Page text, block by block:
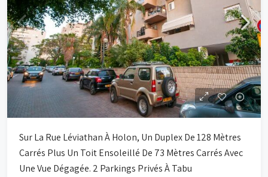
Sur La Rue Léviathan À Holon, Un Duplex De 128 Mètres
Carrés Plus Un Toit Ensoleillé De 73 Mètres Carrés Avec
Une Vue Dégagée. 2 Parkings Privés À Tabu